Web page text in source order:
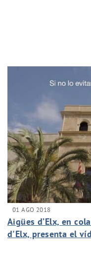
01 AGO 2018
Aigües d’Elx, en
d'Elx, presenta el